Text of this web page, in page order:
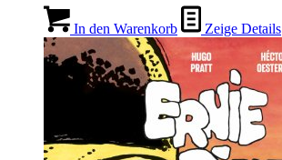
In den Warenkorb Zeige Details